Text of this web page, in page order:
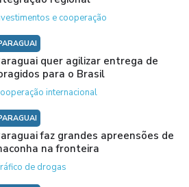
e cooperação
quer agilizar entrega de
para o Brasil
internacional
faz grandes apreensões de
na fronteira
de drogas